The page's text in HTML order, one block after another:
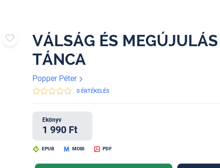
VÁLSÁG ÉS
TÁNCA
Popper Péter
0 ÉRTÉKELÉS
Ekönyv
1 990 Ft
EPUB MOBI PDF